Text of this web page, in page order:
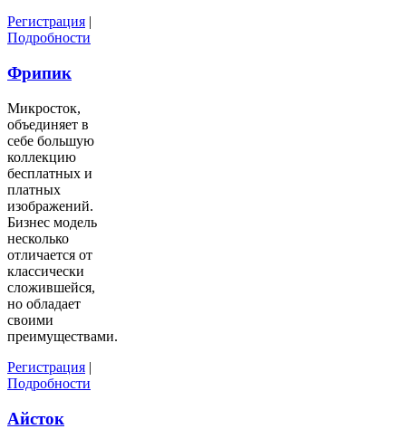
Регистрация
Подробности
Фрипик
Микросток,
объединяет в
себе большую
коллекцию
бесплатных и
платных
изображений.
Бизнес модель
несколько
отличается от
классически
сложившейся,
но обладает
своими
преимуществами.
Регистрация |
Подробности
Айсток